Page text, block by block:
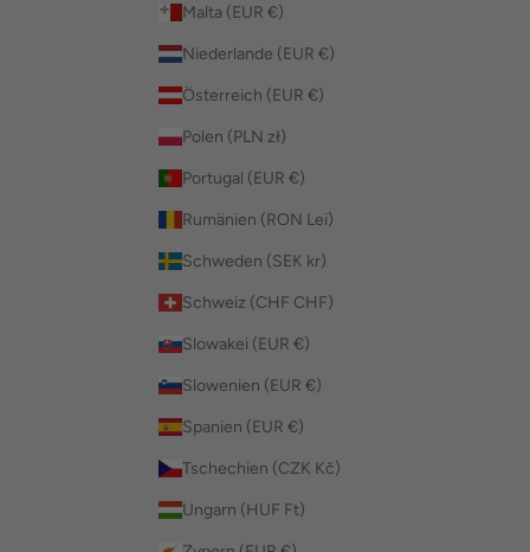
Malta (EUR €)
Niederlande (EUR €)
Österreich (EUR €)
Polen (PLN zł)
Portugal (EUR €)
Rumänien (RON Lei)
Schweden (SEK kr)
Schweiz (CHF CHF)
Slowakei (EUR €)
Slowenien (EUR €)
Spanien (EUR €)
Tschechien (CZK Kč)
Ungarn (HUF Ft)